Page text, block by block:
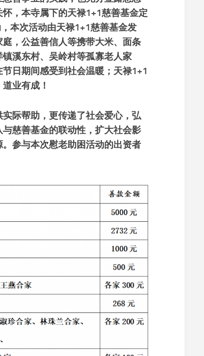
佛
学
研
究
放
生
素
教
育
，本寺属下的天禄1+1慈善基金定
本次活动由天禄1+1慈善基金发
，公益善信人等携带大米、面条
溪东村、吴岭村等孤寡老人家
日期间感受到社会温暖； 天禄1+1
业有成！
际帮助，更传递了社会爱心，弘
慈善基金的联动性，扩大社会影
参与本次慰老助困活动的出资者